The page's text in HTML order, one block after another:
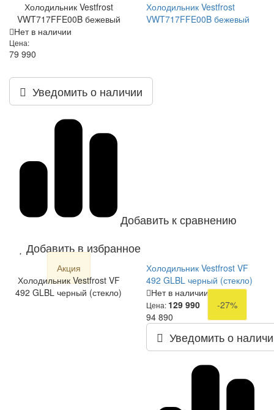
Холодильник Vestfrost
VWT717FFE00B бежевый
Холодильник Vestfrost
VWT717FFE00B бежевый
Нет в наличии
Цена:
79 990
Уведомить о наличии
Добавить к сравнению
Добавить в избранное
Акция
Холодильник Vestfrost VF
492 GLBL черный (стекло)
Холодильник Vestfrost VF
492 GLBL черный (стекло)
Нет в наличии
Цена: 129 990
-27%
94 890
Уведомить о